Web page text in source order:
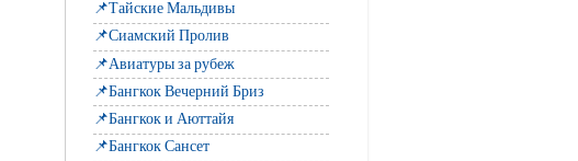
📌Тайские Мальдивы
📌Сиамский Пролив
📌Авиатуры за рубеж
📌Бангкок Вечерний Бриз
📌Бангкок и Аюттайя
📌Бангкок Сансет